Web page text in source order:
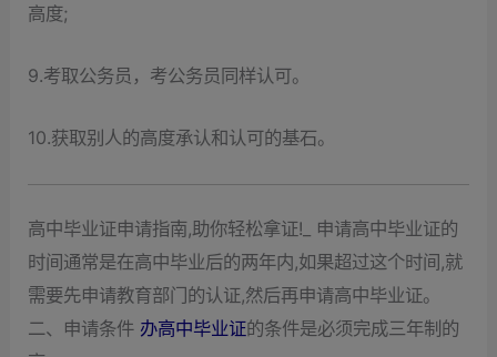
高度;
9.考取公务员，考公务员同样认可。
10.获取别人的高度承认和认可的基石。
高中毕业证申请指南,助你轻松拿证!_ 申请高中毕业证的
时间通常是在高中毕业后的两年内,如果超过这个时间,就
需要先申请教育部门的认证,然后再申请高中毕业证。
二、申请条件 办高中毕业证的条件是必须完成三年制的